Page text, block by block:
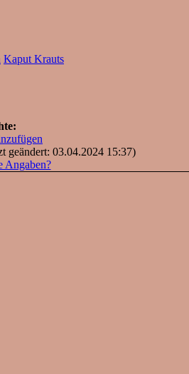
Kaput Krauts
geändert: 03.04.2024 15:37)
Angaben?